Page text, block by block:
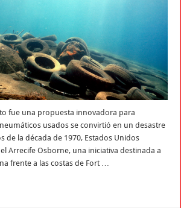
fue una propuesta innovadora para
usados se convirtió en un desastre
de la década de 1970, Estados Unidos
Arrecife Osborne, una iniciativa destinada a
frente a las costas de Fort …